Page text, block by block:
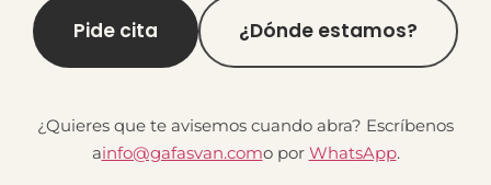
Pide cita ¿Dónde estamos?
¿Quieres que te avisemos cuando abra? Escríbenos
ainfo@gafasvan.como por WhatsApp.